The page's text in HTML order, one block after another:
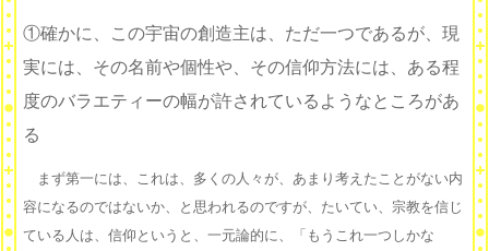
①確かに、この宇宙の創造主は、ただ一つであるが、現
実には、その名前や個性や、その信仰方法には、ある程
度のバラエティーの幅が許されているようなところがあ
る
まず第一には、これは、多くの人々が、あまり考えたことがない内
容になるのではないか、と思われるのですが、たいてい、宗教を信じ
ている人は、信仰というと、一元論的に、「もうこれ一つしかな